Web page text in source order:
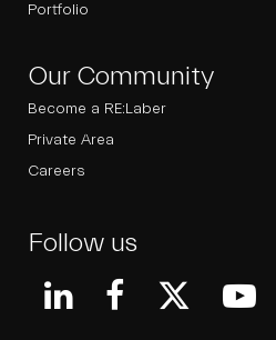
Portfolio
Our Community
Become a RE:Laber
Private Area
Careers
Follow us